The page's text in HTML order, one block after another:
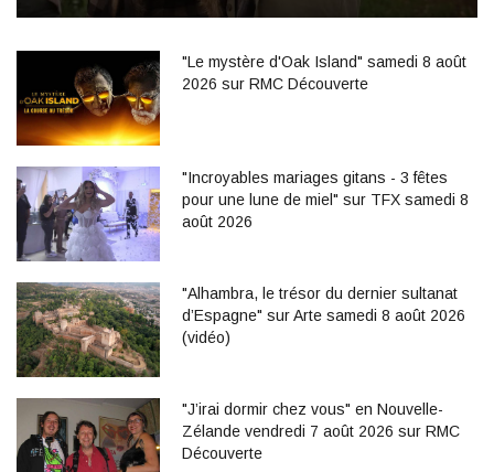
"Le mystère d'Oak Island" samedi 8 août
2026 sur RMC Découverte
"Incroyables mariages gitans - 3 fêtes
pour une lune de miel" sur TFX samedi 8
août 2026
"Alhambra, le trésor du dernier sultanat
d’Espagne" sur Arte samedi 8 août 2026
(vidéo)
"J’irai dormir chez vous" en Nouvelle-
Zélande vendredi 7 août 2026 sur RMC
Découverte